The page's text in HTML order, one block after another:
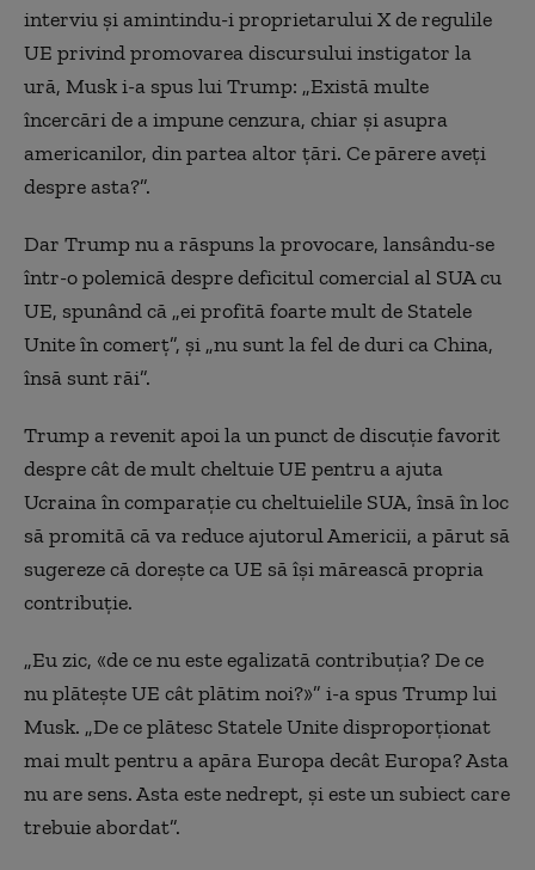
interviu și amintindu-i proprietarului X de regulile
UE privind promovarea discursului instigator la
ură, Musk i-a spus lui Trump: „Există multe
încercări de a impune cenzura, chiar și asupra
americanilor, din partea altor țări. Ce părere aveți
despre asta?”.
Dar Trump nu a răspuns la provocare, lansându-se
într-o polemică despre deficitul comercial al SUA cu
UE, spunând că „ei profită foarte mult de Statele
Unite în comerț”, și „nu sunt la fel de duri ca China,
însă sunt răi”.
Trump a revenit apoi la un punct de discuție favorit
despre cât de mult cheltuie UE pentru a ajuta
Ucraina în comparație cu cheltuielile SUA, însă în loc
să promită că va reduce ajutorul Americii, a părut să
sugereze că dorește ca UE să își mărească propria
contribuție.
„Eu zic, «de ce nu este egalizată contribuția? De ce
nu plătește UE cât plătim noi?»” i-a spus Trump lui
Musk. „De ce plătesc Statele Unite disproporționat
mai mult pentru a apăra Europa decât Europa? Asta
nu are sens. Asta este nedrept, și este un subiect care
trebuie abordat”.